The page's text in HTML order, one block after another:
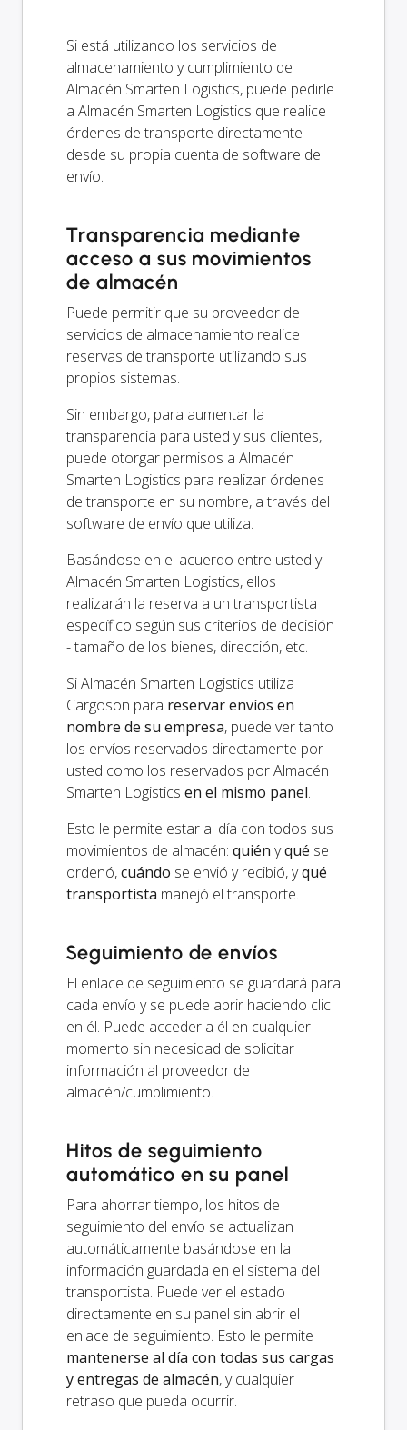
Si está utilizando los servicios de
almacenamiento y cumplimiento de
Almacén Smarten Logistics, puede pedirle
a Almacén Smarten Logistics que realice
órdenes de transporte directamente
desde su propia cuenta de software de
envío.
Transparencia mediante
acceso a sus movimientos
de almacén
Puede permitir que su proveedor de
servicios de almacenamiento realice
reservas de transporte utilizando sus
propios sistemas.
Sin embargo, para aumentar la
transparencia para usted y sus clientes,
puede otorgar permisos a Almacén
Smarten Logistics para realizar órdenes
de transporte en su nombre, a través del
software de envío que utiliza.
Basándose en el acuerdo entre usted y
Almacén Smarten Logistics, ellos
realizarán la reserva a un transportista
específico según sus criterios de decisión
- tamaño de los bienes, dirección, etc.
Si Almacén Smarten Logistics utiliza
Cargoson para reservar envíos en
nombre de su empresa, puede ver tanto
los envíos reservados directamente por
usted como los reservados por Almacén
Smarten Logistics en el mismo panel.
Esto le permite estar al día con todos sus
movimientos de almacén: quién yqué se
ordenó,cuándo se envió y recibió, yqué
transportista manejó el transporte.
Seguimiento de envíos
El enlace de seguimiento se guardará para
cada envío y se puede abrir haciendo clic
en él. Puede acceder a él en cualquier
momento sin necesidad de solicitar
información al proveedor de
almacén/cumplimiento.
Hitos de seguimiento
automático en su panel
Para ahorrar tiempo, los hitos de
seguimiento del envío se actualizan
automáticamente basándose en la
información guardada en el sistema del
transportista. Puede ver el estado
directamente en su panel sin abrir el
enlace de seguimiento. Esto le permite
mantenerse al día con todas sus cargas
y entregas de almacén, y cualquier
retraso que pueda ocurrir.